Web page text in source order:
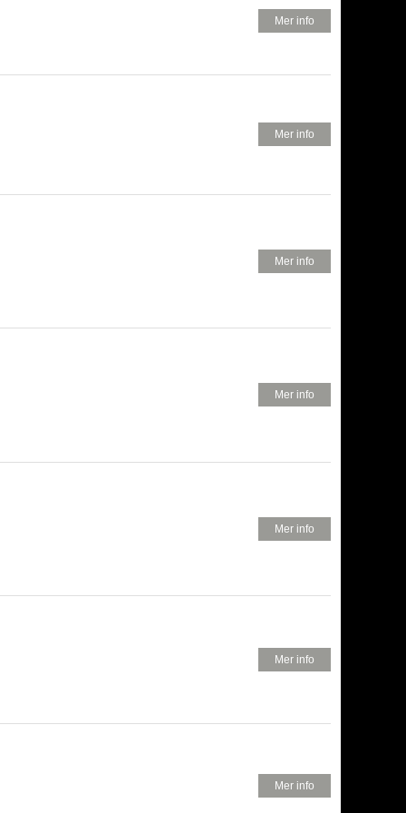
Mer info
Mer info
Mer info
Mer info
Mer info
Mer info
Mer info